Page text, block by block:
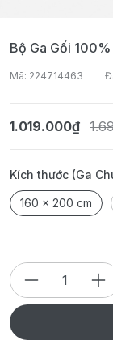
Bộ Ga Gối
Mã: 224714463
1.019.000₫
Kích thước (Ga
160 x 200 cm